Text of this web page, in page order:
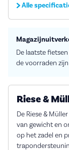
Alle
De laatste
de voorraden
Riese &
De Riese &
van gewicht en
op het zadel en